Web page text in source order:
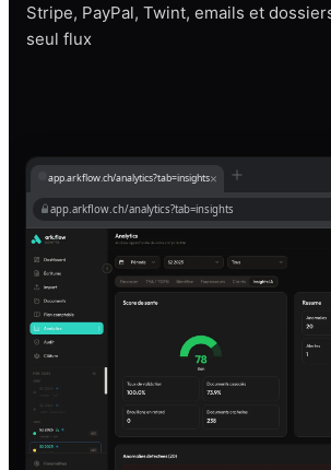
Stripe, PayPal, Twint, emails et
seul flux
app.arkflow.ch/analytics?tab=insights×
app.arkflow.ch/analytics?tab=insights